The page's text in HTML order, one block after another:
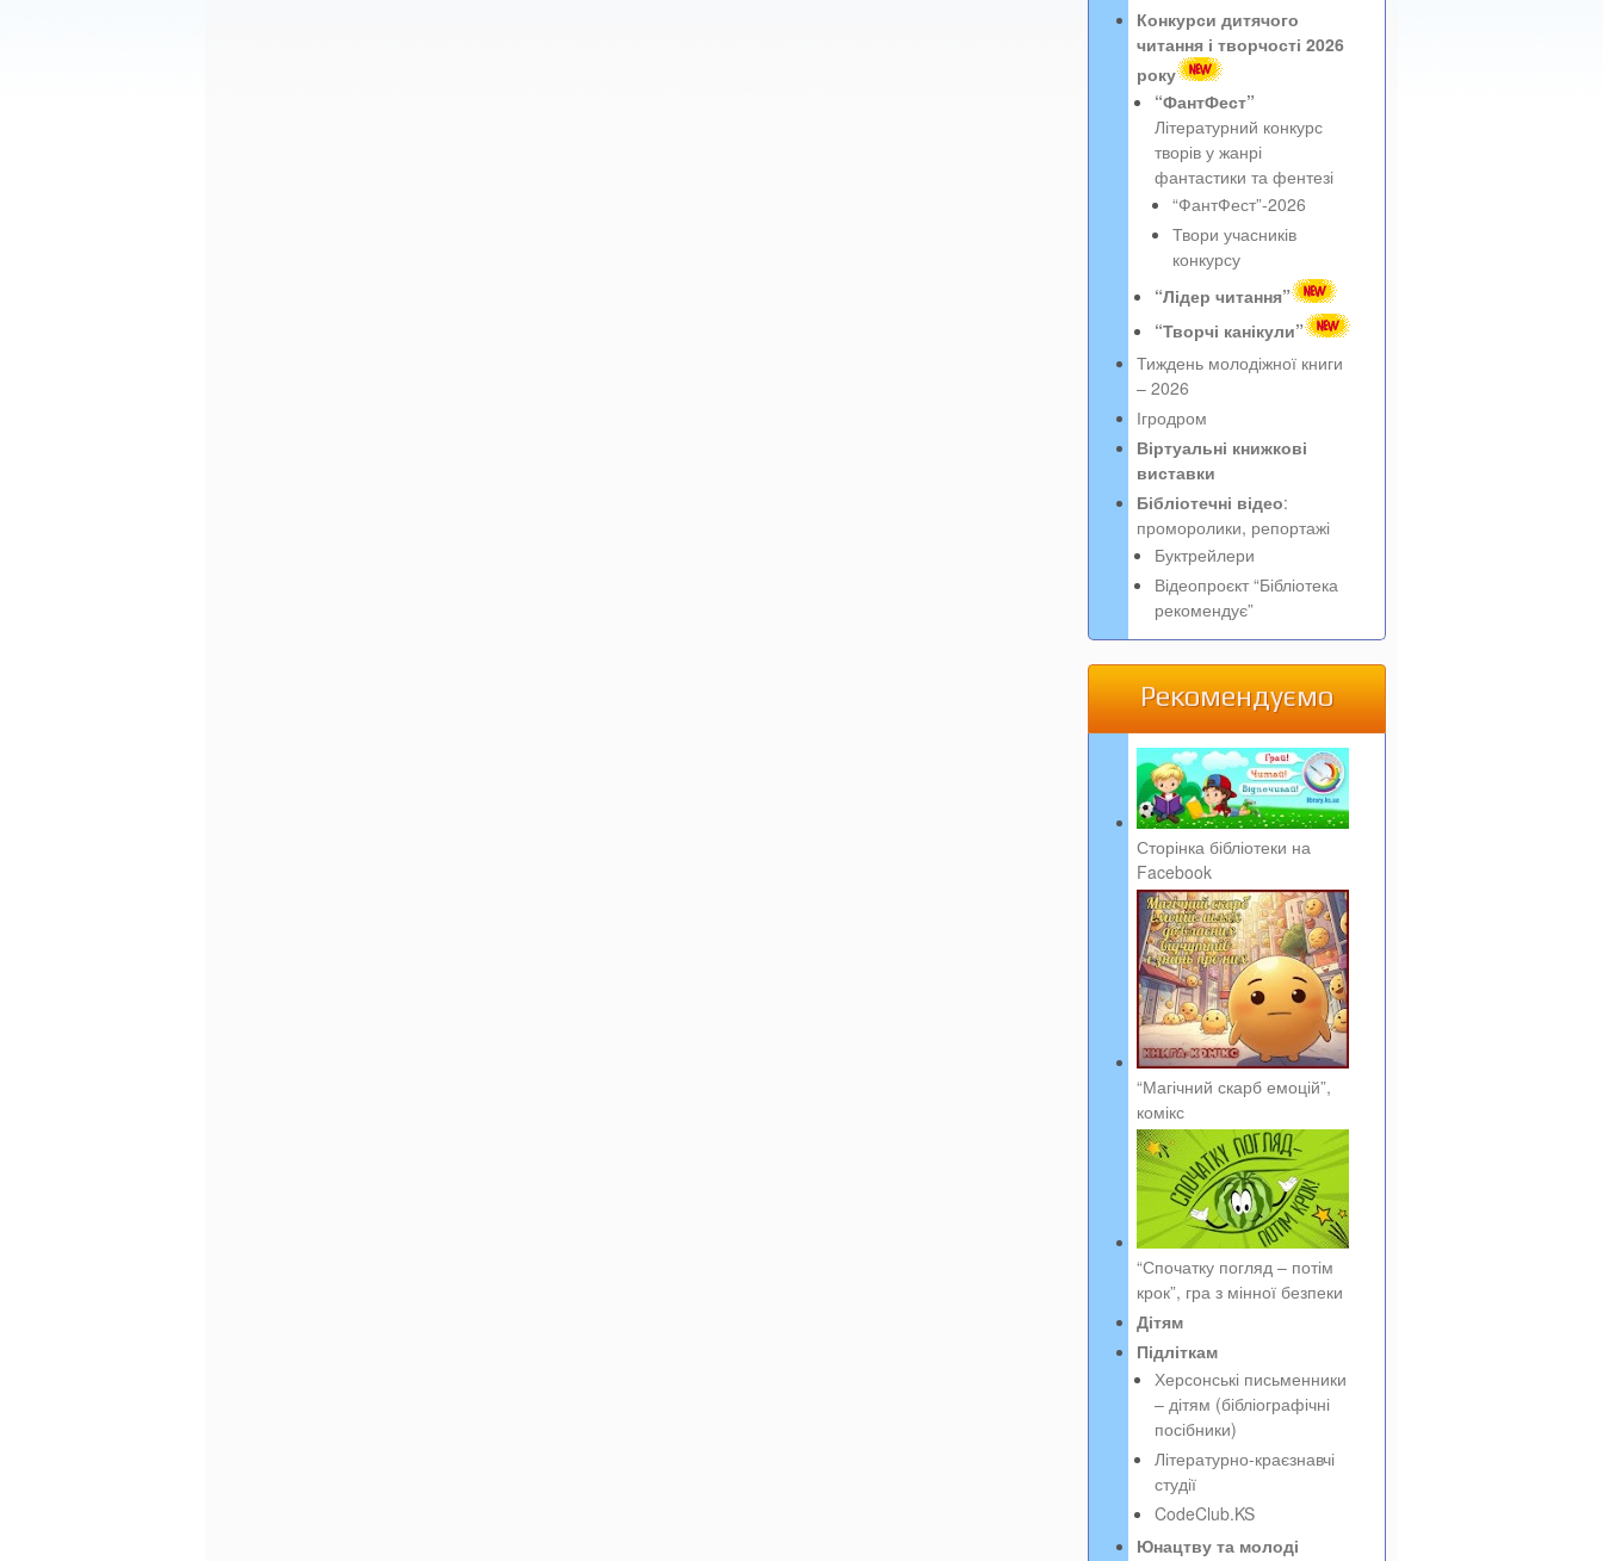
Конкурси дитячого
читання і творчості 2026
року
“ФантФест”
Літературний конкурс
творів у жанрі
фантастики та фентезі
“ФантФест”-2026
Твори учасників
конкурсу
“Лідер читання”
“Творчі канікули”
Тиждень молодіжної книги
– 2026
Ігродром
Віртуальні книжкові
виставки
Бібліотечні відео:
проморолики, репортажі
Буктрейлери
Відеопроєкт “Бібліотека
рекомендує”
Рекомендуємо
Сторінка бібліотеки на
Facebook
“Магічний скарб емоцій”,
комікс
“Спочатку погляд – потім
крок”, гра з мінної безпеки
Дітям
Підліткам
Херсонські письменники
– дітям (бібліографічні
посібники)
Літературно-краєзнавчі
студії
CodeClub.KS
Юнацтву та молоді